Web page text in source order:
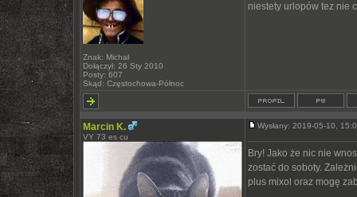
Znak: Michał
Dołączył: 26 Sty 2010
Posty: 607
Skąd: Częstochowa-Północ
niestety urlopów tez nie
Marcin K.
VY 73 es cu
Wysłany: 2019-05-10,
Bry! Jako że nic nie
zostać do soboty.
plus mixol oraz mogę